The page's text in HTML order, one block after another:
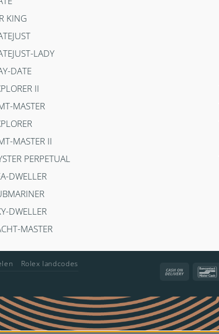
KING
LADY
DATE
II
MASTER
MASTER II
PERPETUAL
DWELLER
DWELLER
MASTER
Cash
Delivery
Rolex landcodes